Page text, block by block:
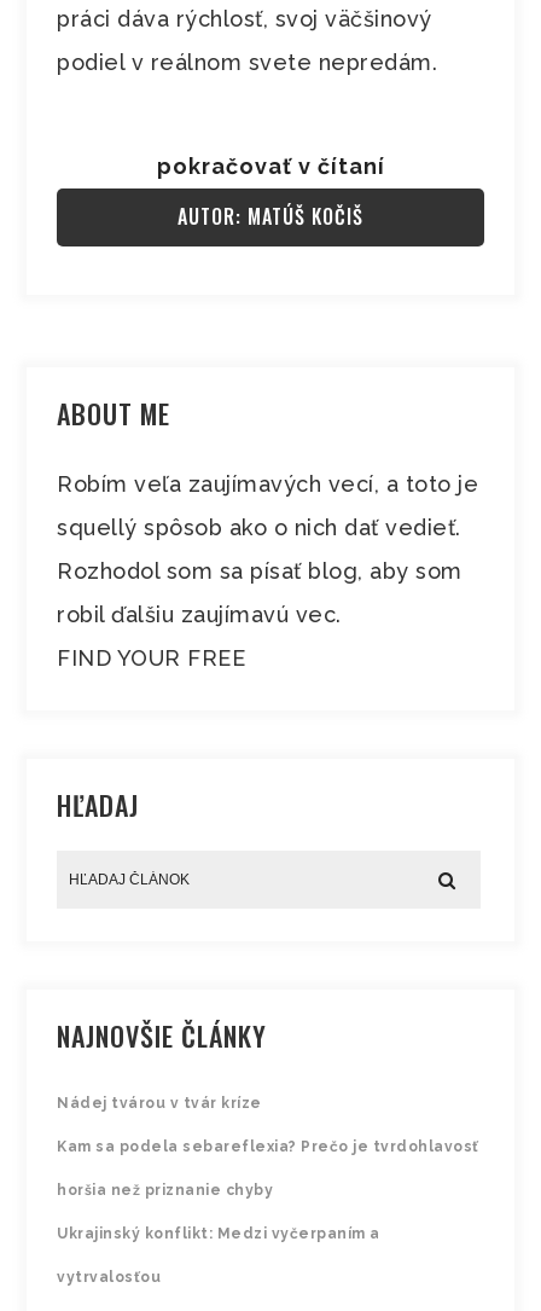
práci dáva rýchlosť, svoj väčšinový
podiel v reálnom svete nepredám.
pokračovať v čítaní
AUTOR: MATÚŠ KOČIŠ
ABOUT ME
Robím veľa zaujímavých vecí, a toto je
squellý spôsob ako o nich dať vedieť.
Rozhodol som sa písať blog, aby som
robil ďalšiu zaujímavú vec.
FIND YOUR FREE
HĽADAJ
NAJNOVŠIE ČLÁNKY
Nádej tvárou v tvár kríze
Kam sa podela sebareflexia? Prečo je tvrdohlavosť
horšia než priznanie chyby
Ukrajinský konflikt: Medzi vyčerpaním a
vytrvalosťou